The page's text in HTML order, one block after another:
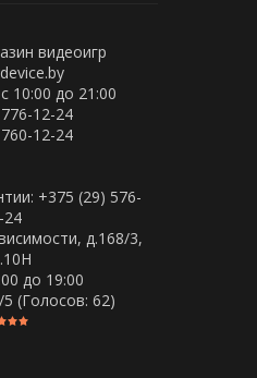
видеоигр
10:00 до 21:00
12-24
12-24
+375 (29) 576-
24
д.168/3,
до 19:00
/5 (Голосов: 62)